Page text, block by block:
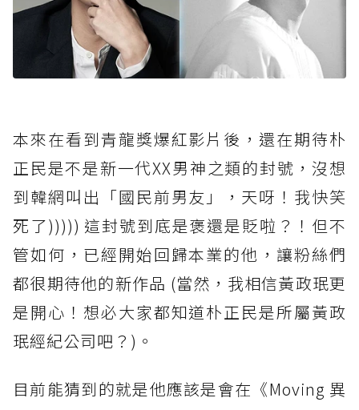
本來在看到青龍獎爆紅影片後，還在期待朴
正民是不是新一代XX男神之類的封號，沒想
到韓網叫出「國民前男友」，天呀！我快笑
死了))))) 這封號到底是褒還是貶啦？！但不
管如何，已經開始回歸本業的他，讓粉絲們
都很期待他的新作品 (當然，我相信黃政珉更
是開心！想必大家都知道朴正民是所屬黃政
珉經紀公司吧？)。
目前能猜到的就是他應該是會在《Moving 異